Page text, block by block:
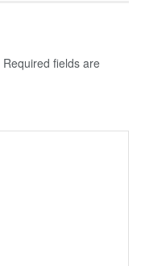
Required fields are